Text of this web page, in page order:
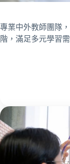
專業中外教師團隊
階，滿足多元學習